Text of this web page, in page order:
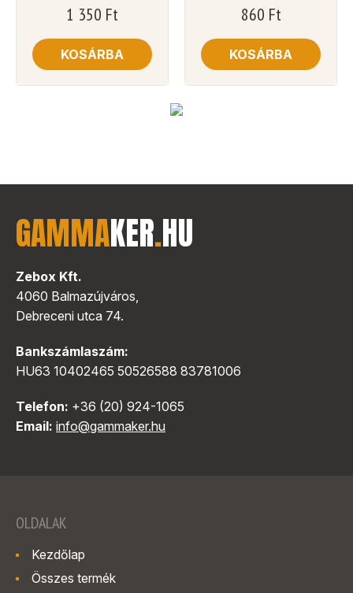
1 350 Ft
KOSÁRBA
860 Ft
KOSÁRBA
GAMMAKER.HU
Zebox Kft.
4060 Balmazújváros,
Debreceni utca 74.
Bankszámlaszám:
HU63 10402465 50526588 83781006
Telefon: +36 (20) 924-1065
Email: info@gammaker.hu
OLDALAK
Kezdőlap
Összes termék